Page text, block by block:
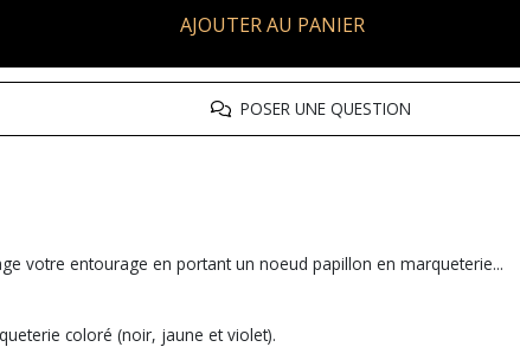
AJOUTER AU PANIER
POSER UNE QUESTION
votre entourage en portant un noeud papillon en marqueterie...
coloré (noir, jaune et violet).